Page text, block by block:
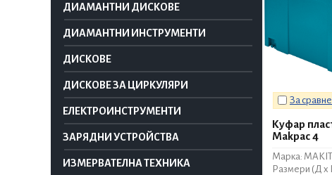
ДИАМАНТНИ ДИСКОВЕ
ДИАМАНТНИ ИНСТРУМЕНТИ
ДИСКОВЕ
ДИСКОВЕ ЗА ЦИРКУЛЯРИ
ЕЛЕКТРОИНСТРУМЕНТИ
ЗАРЯДНИ УСТРОЙСТВА
ИЗМЕРВАТЕЛНА ТЕХНИКА
За
Куфар
Makpac 4
Марка:
Размери (Д x